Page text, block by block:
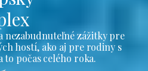
nezabudnuteľné zážitky pre
hostí, ako aj pre rodiny s
to počas celého roka.